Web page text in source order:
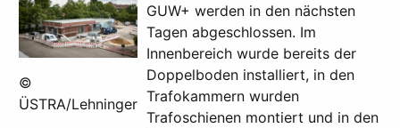
©
ÜSTRA/Lehninger
GUW+ werden in den nächsten
Tagen abgeschlossen. Im
Innenbereich wurde bereits der
Doppelboden installiert, in den
Trafokammern wurden
Trafoschienen montiert und in den